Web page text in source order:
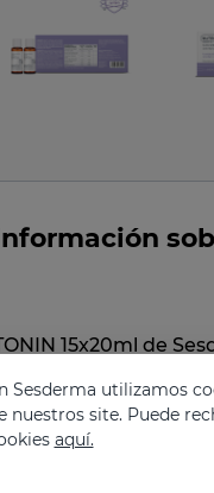
15x20ml de
Sesderma utilizamos
nuestros site. Puede
aquí.